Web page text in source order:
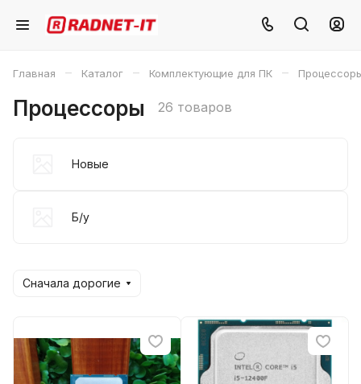
Главная – Каталог – Комплектующие для ПК –
Процессоры 26 товаров
Новые
Б/у
Сначала дорогие